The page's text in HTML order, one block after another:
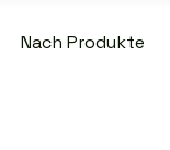
Nach Produkte